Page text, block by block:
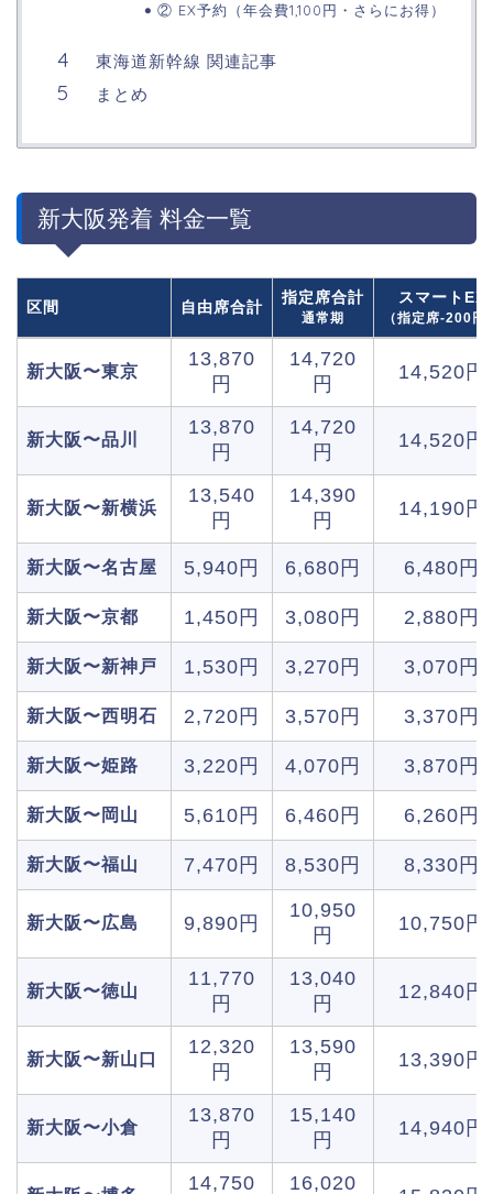
② EX予約（年会費1,100円・さらにお得）
東海道新幹線 関連記事
まとめ
新大阪発着 料金一覧
区間 自由席合計
指定席合計
通常期
スマートEX
（指定席-200円
新大阪〜東京
13,870
円
14,720
円
14,520円
新大阪〜品川
13,870
円
14,720
円
14,520円
新大阪〜新横浜
13,540
円
14,390
円
14,190円
新大阪〜名古屋 5,940円 6,680円 6,480円
新大阪〜京都 1,450円 3,080円 2,880円
新大阪〜新神戸 1,530円 3,270円 3,070円
新大阪〜西明石 2,720円 3,570円 3,370円
新大阪〜姫路 3,220円 4,070円 3,870円
新大阪〜岡山 5,610円 6,460円 6,260円
新大阪〜福山 7,470円 8,530円 8,330円
新大阪〜広島 9,890円
10,950
円
10,750円
新大阪〜徳山
11,770
円
13,040
円
12,840円
新大阪〜新山口
12,320
円
13,590
円
13,390円
新大阪〜小倉
13,870
円
15,140
円
14,940円
14,750
16,020